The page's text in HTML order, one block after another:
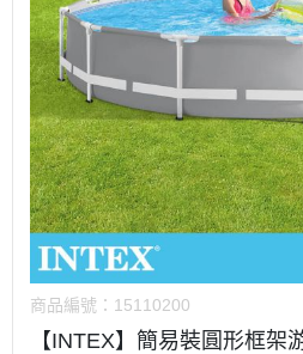
商品編號： 15110200
【INTEX】簡易裝圓形框架